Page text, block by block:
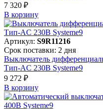
7 320 ₽
В корзинy
Артикул: S9R11216
Срок поставки: 2 дня
Выключатель
Тип-AC 230В Systeme9
9 272 ₽
В корзинy